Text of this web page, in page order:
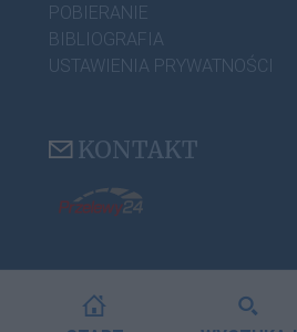
POBIERANIE
BIBLIOGRAFIA
USTAWIENIA PRYWATNOŚCI
KONTAKT